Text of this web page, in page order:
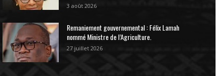
3 août 2026
Remaniement gouvernemental : Félix Lamah
nommé Ministre de l’Agriculture.
27 juillet 2026